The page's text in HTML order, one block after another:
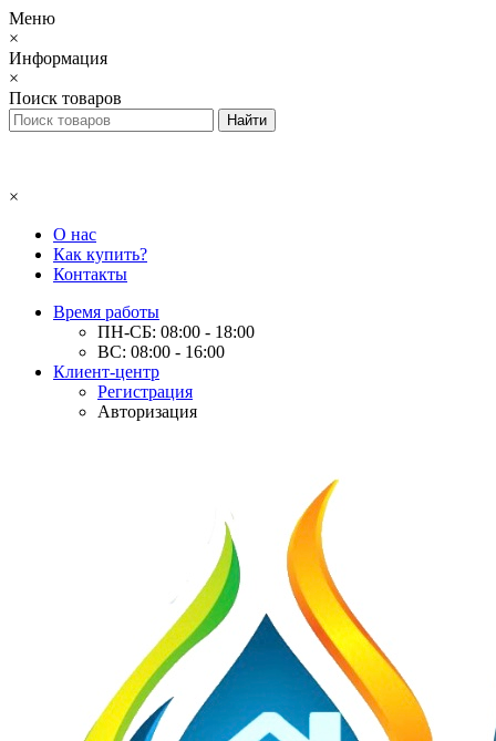
Меню
×
Информация
×
Поиск товаров
×
О нас
Как купить?
Контакты
Время работы
ПН-СБ: 08:00 - 18:00
ВС: 08:00 - 16:00
Клиент-центр
Регистрация
Авторизация